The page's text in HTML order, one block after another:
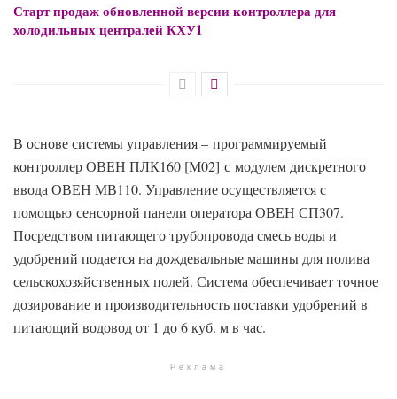
Старт продаж обновленной версии контроллера для
холодильных централей КХУ1
В основе системы управления – программируемый
контроллер ОВЕН ПЛК160 [М02] с модулем дискретного
ввода ОВЕН МВ110. Управление осуществляется с
помощью сенсорной панели оператора ОВЕН СП307.
Посредством питающего трубопровода смесь воды и
удобрений подается на дождевальные машины для полива
сельскохозяйственных полей. Система обеспечивает точное
дозирование и производительность поставки удобрений в
питающий водовод от 1 до 6 куб. м в час.
Реклама